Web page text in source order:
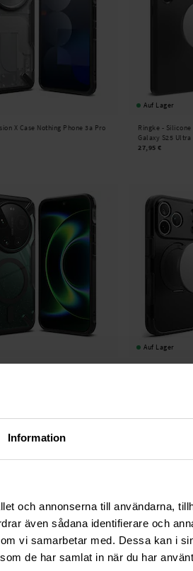
Information
och annonserna till användarna,
även sådana identifierare och
vi samarbetar med. Dessa kan i
de har samlat in när du har
X Case Nothing Phone 3a Pro
Auf Lager
Ringke - Silicone
Galaxy S25
27,95 €
Auf Lager